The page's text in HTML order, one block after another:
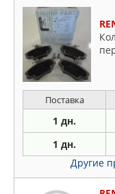
Поставка
1 дн.
1 дн.
Другие